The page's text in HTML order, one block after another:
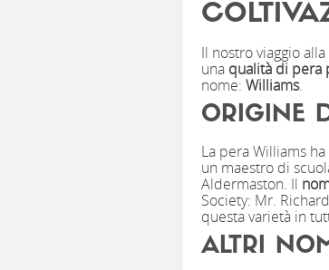
Il nostro viaggio
una qualità di pera
nome: Williams.
ORIGINE
La pera Williams ha
un maestro di
Aldermaston. Il
Society: Mr.
questa varietà in
ALTRI